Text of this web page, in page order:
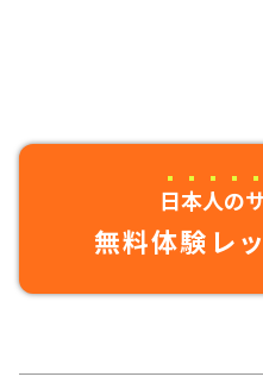
日本人の
無料体験レ